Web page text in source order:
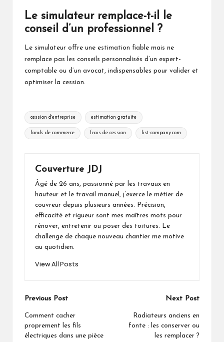
Le simulateur remplace-t-il le
conseil d’un professionnel ?
Le simulateur offre une estimation fiable mais ne
remplace pas les conseils personnalisés d’un expert-
comptable ou d’un avocat, indispensables pour valider et
optimiser la cession.
Tags:
cession d'entreprise estimation gratuite
fonds de commerce frais de cession list-company.com
Couverture JDJ
Âgé de 26 ans, passionné par les travaux en
hauteur et le travail manuel, j’exerce le métier de
couvreur depuis plusieurs années. Précision,
efficacité et rigueur sont mes maîtres mots pour
rénover, entretenir ou poser des toitures. Le
challenge de chaque nouveau chantier me motive
au quotidien.
View All Posts
Post
navigation
Previous Post
Comment cacher
proprement les fils
électriques dans une pièce
Next Post
Radiateurs anciens en
fonte : les conserver ou
les remplacer ?